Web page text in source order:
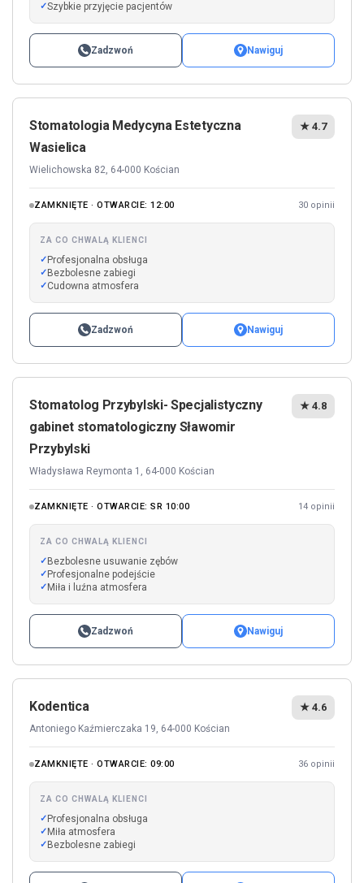
Szybkie przyjęcie pacjentów
Zadzwoń Nawiguj
Stomatologia Medycyna Estetyczna
Wasielica
Wielichowska 82, 64-000 Kościan
★ 4.7
ZAMKNIĘTE · OTWARCIE: 12:00 30 opinii
ZA CO CHWALĄ KLIENCI
Profesjonalna obsługa
Bezbolesne zabiegi
Cudowna atmosfera
Zadzwoń Nawiguj
Stomatolog Przybylski- Specjalistyczny
gabinet stomatologiczny Sławomir
Przybylski
Władysława Reymonta 1, 64-000 Kościan
★ 4.8
ZAMKNIĘTE · OTWARCIE: SR 10:00 14 opinii
ZA CO CHWALĄ KLIENCI
Bezbolesne usuwanie zębów
Profesjonalne podejście
Miła i luźna atmosfera
Zadzwoń Nawiguj
Kodentica
Antoniego Kaźmierczaka 19, 64-000 Kościan
★ 4.6
ZAMKNIĘTE · OTWARCIE: 09:00 36 opinii
ZA CO CHWALĄ KLIENCI
Profesjonalna obsługa
Miła atmosfera
Bezbolesne zabiegi